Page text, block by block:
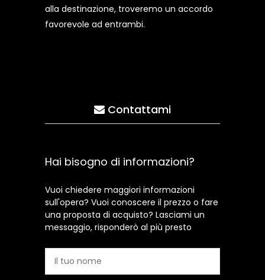
alla destinazione, troveremo un accordo
favorevole ad entrambi.
Contattami
Hai bisogno di informazioni?
Vuoi chiedere maggiori informazioni
sull'opera? Vuoi conoscere il prezzo o fare
una proposta di acquisto? Lasciami un
messaggio, risponderò al più presto